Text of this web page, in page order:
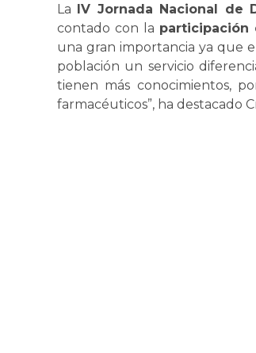
La IV Jornada Nacional de
contado con la participación
una gran importancia ya que
población un servicio
tienen más conocimientos,
farmacéuticos”, ha destacado